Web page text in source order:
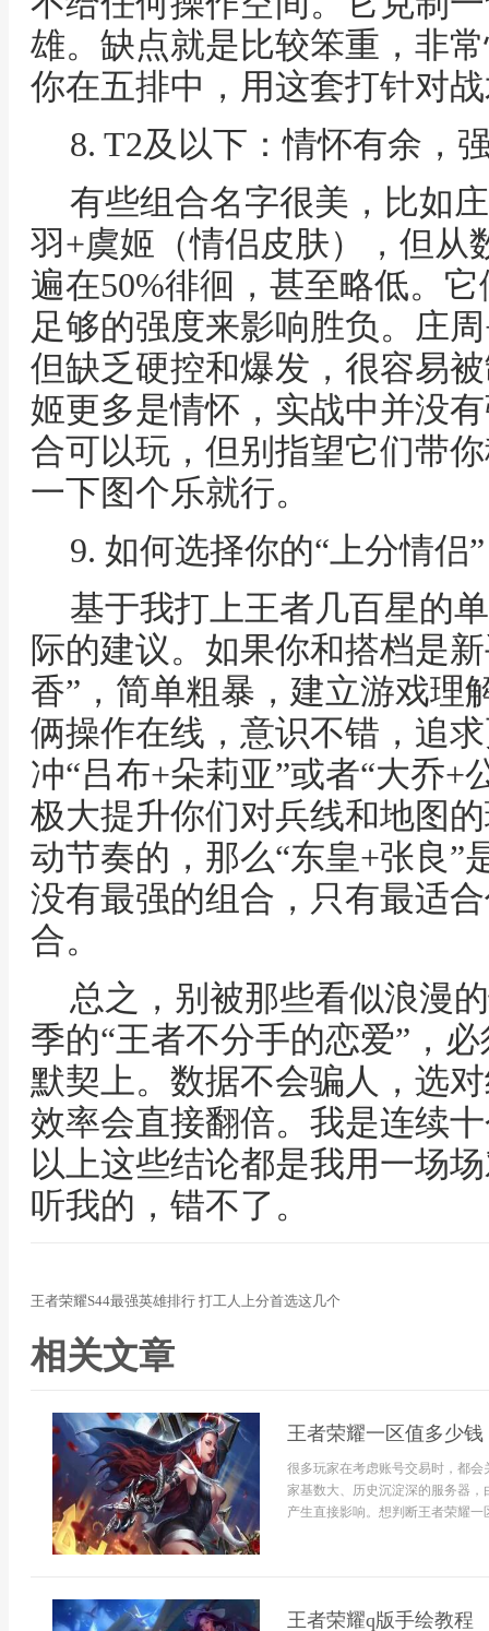
雄。缺点就是比较笨重，非
你在五排中，用这套打针对
8. T2及以下：情怀有余，
有些组合名字很美，比如
羽+虞姬（情侣皮肤），但从
遍在50%徘徊，甚至略低。
足够的强度来影响胜负。庄
但缺乏硬控和爆发，很容易
姬更多是情怀，实战中并没
合可以玩，但别指望它们带
一下图个乐就行。
9. 如何选择你的“上分情侣
基于我打上王者几百星的
际的建议。如果你和搭档是
香”，简单粗暴，建立游戏理
俩操作在线，意识不错，追
冲“吕布+朵莉亚”或者“大乔+
极大提升你们对兵线和地图
动节奏的，那么“东皇+张良”
没有最强的组合，只有最适
合。
总之，别被那些看似浪漫
季的“王者不分手的恋爱”，
默契上。数据不会骗人，选
效率会直接翻倍。我是连续
以上这些结论都是我用一场
听我的，错不了。
王者荣耀S44最强英雄排行 打工人上分首选这几个
相关文章
王者荣耀一区值多少钱
很多玩家在考虑账号交易时，都
家基数大、历史沉淀深的服务器
产生直接影响。想判断王者荣耀一
王者荣耀q版手绘教程